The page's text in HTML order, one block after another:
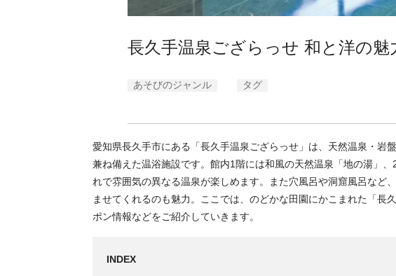
長久手温泉ござらっせ 和と洋の魅
あそびのジャンル タグ
愛知県長久手市にある「長久手温泉ござらっせ」は、天然温泉・岩
兼ね備えた温浴施設です。館内1階には和風の天然温泉「地の湯」
れで雰囲気の異なる温泉が楽しめます。また穴風呂や洞窟風呂など
ませてくれるのも魅力。ここでは、のどかな田園にかこまれた「長
ポン情報などをご紹介していきます。
INDEX